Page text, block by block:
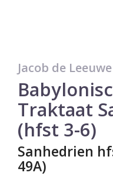
Jacob de
Traktaat
(hfst 3-6)
Sanhedrien
49A)